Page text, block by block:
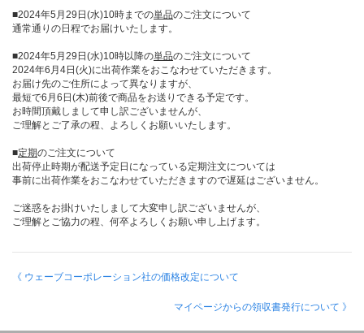
■2024年5月29日(水)10時までの単品のご注文について
通常通りの日程でお届けいたします。
■2024年5月29日(水)10時以降の単品のご注文について
2024年6月4日(火)に出荷作業をおこなわせていただきます。
お届け先のご住所によって異なりますが、
最短で6月6日(木)前後で商品をお送りできる予定です。
お時間頂戴しまして申し訳ございませんが、
ご理解とご了承の程、よろしくお願いいたします。
■定期のご注文について
出荷停止時期が配送予定日になっている定期注文については
事前に出荷作業をおこなわせていただきますので遅延はございません。
ご迷惑をお掛けいたしまして大変申し訳ございませんが、
ご理解とご協力の程、何卒よろしくお願い申し上げます。
《 ウェーブコーポレーション社の価格改定について
マイページからの領収書発行について 》